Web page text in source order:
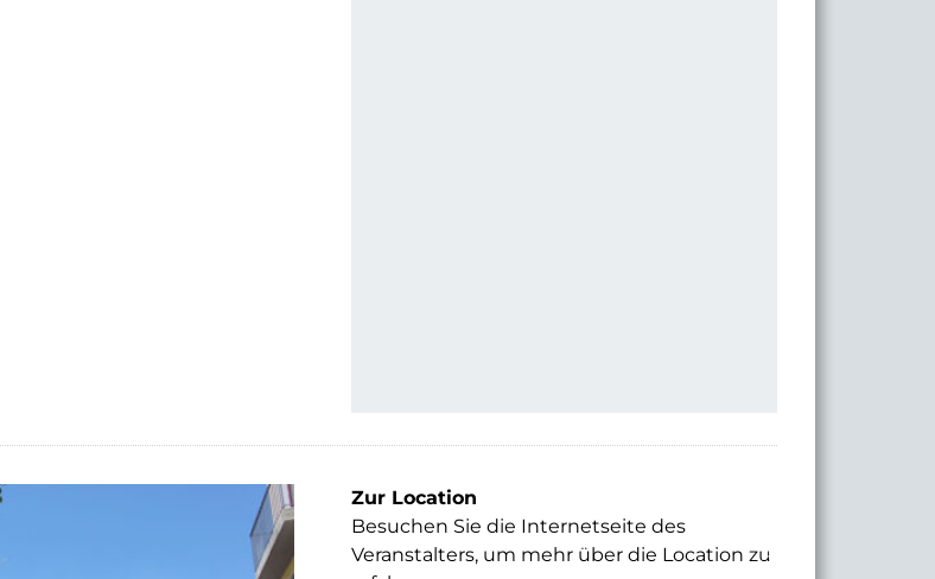
Zur Location
Besuchen Sie die Internetseite des
Veranstalters, um mehr über die Location zu